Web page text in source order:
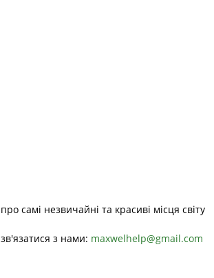
про самі незвичайні та красиві місця світу
зв'язатися з нами: maxwelhelp@gmail.com